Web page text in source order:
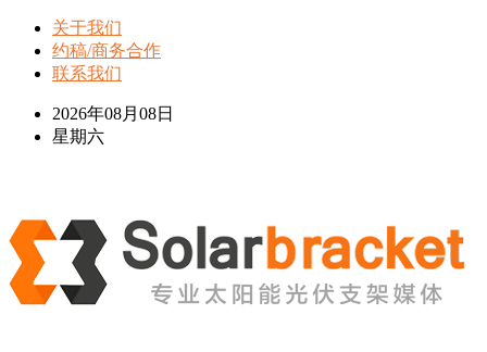
关于我们
约稿/商务合作
联系我们
2026年08月08日
星期六